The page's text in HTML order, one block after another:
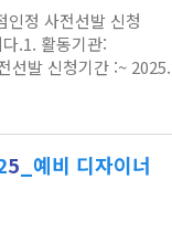
인정 사전선발 신청
.1. 활동기관:
선발 신청기간 :~ 2025.
선발 통보 >
월) ~ 11.13.(목)5.
,1일 3시간 총
중 2일 선택 *일요일
5 _예비 디자이너